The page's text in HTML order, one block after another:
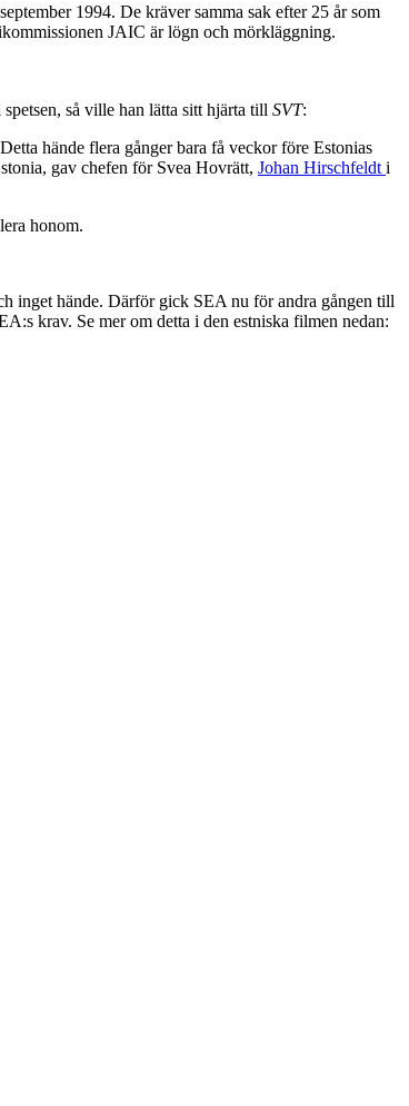
1994. De kräver samma sak efter 25 år som
JAIC är lögn och mörkläggning.
så ville han lätta sitt hjärta till SVT:
hände flera gånger bara få veckor före Estonias
gav chefen för Svea Hovrätt, Johan Hirschfeldt i
honom.
inget hände. Därför gick SEA nu för andra gången till
krav. Se mer om detta i den estniska filmen nedan: